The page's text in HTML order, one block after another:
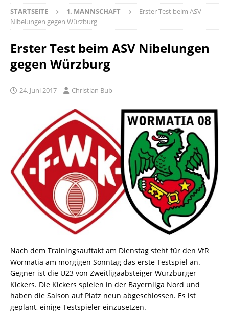
STARTSEITE 1. MANNSCHAFT
Erster Test beim ASV
Nibelungen gegen Würzburg
Erster Test beim ASV Nibelungen
gegen Würzburg
24. Juni 2017 Christian Bub
Nach dem Trainingsauftakt am Dienstag steht für den VfR
Wormatia am morgigen Sonntag das erste Testspiel an.
Gegner ist die U23 von Zweitligaabsteiger Würzburger
Kickers. Die Kickers spielen in der Bayernliga Nord und
haben die Saison auf Platz neun abgeschlossen. Es ist
geplant, einige Testspieler einzusetzen.